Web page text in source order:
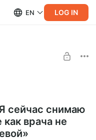
EN LOG IN
сейчас снимаю
врача не